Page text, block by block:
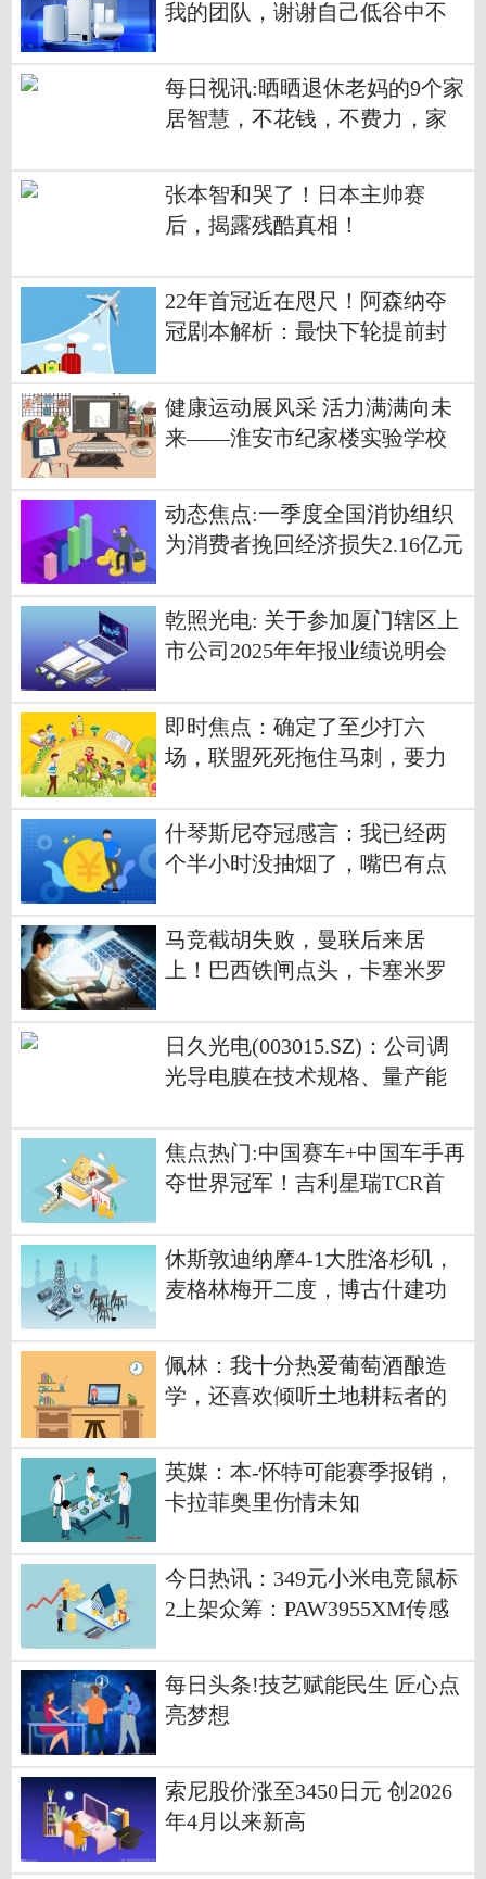
我的团队，谢谢自己低谷中不
每日视讯:晒晒退休老妈的9个家
居智慧，不花钱，不费力，家
张本智和哭了！日本主帅赛
后，揭露残酷真相！
22年首冠近在咫尺！阿森纳夺
冠剧本解析：最快下轮提前封
健康运动展风采 活力满满向未
来——淮安市纪家楼实验学校
动态焦点:一季度全国消协组织
为消费者挽回经济损失2.16亿元
乾照光电: 关于参加厦门辖区上
市公司2025年年报业绩说明会
的公告 当前看点
即时焦点：确定了至少打六
场，联盟死死拖住马刺，要力
什琴斯尼夺冠感言：我已经两
个半小时没抽烟了，嘴巴有点
马竞截胡失败，曼联后来居
上！巴西铁闸点头，卡塞米罗
日久光电(003015.SZ)：公司调
光导电膜在技术规格、量产能
配套能力
焦点热门:中国赛车+中国车手再
夺世界冠军！吉利星瑞TCR首
休斯敦迪纳摩4-1大胜洛杉矶，
麦格林梅开二度，博古什建功
佩林：我十分热爱葡萄酒酿造
学，还喜欢倾听土地耕耘者的
英媒：本-怀特可能赛季报销，
卡拉菲奥里伤情未知
今日热讯：349元小米电竞鼠标
2上架众筹：PAW3955XM传感
每日头条!技艺赋能民生 匠心点
亮梦想
索尼股价涨至3450日元 创2026
年4月以来新高